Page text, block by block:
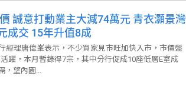
誠意打動業主大減74萬元 青衣灝景灣
成交 15年升值8成
經理唐偉峯表示，不少買家見市旺加快入市，市價盤
躍，本月暫錄得7宗，其中分行促成10座低層E室成
，望內園...